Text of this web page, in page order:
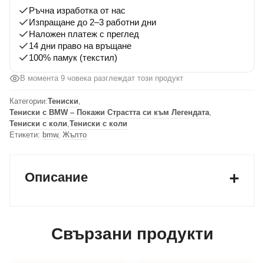
Ръчна изработка от нас
Изпращане до 2–3 работни дни
Наложен платеж с преглед
14 дни право на връщане
100% памук (текстил)
В момента 8 човека разглеждат този продукт
Категории:Тениски,
Тениски с BMW – Покажи Страстта си към Легендата,
Тениски с коли,Тениски с коли
Етикети: bmw, Жълто
Описание
Свързани продукти